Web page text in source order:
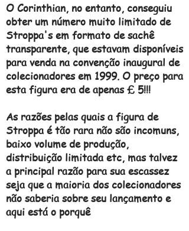
O Corinthian, no entanto, conseguiu
obter um número muito limitado de
Stroppa's em formato de sachê
transparente, que estavam disponíveis
para venda na convenção inaugural de
colecionadores em 1999. O preço para
esta figura era de apenas £ 5!!!
As razões pelas quais a figura de
Stroppa é tão rara não são incomuns,
baixo volume de produção,
distribuição limitada etc, mas talvez
a principal razão para sua escassez
seja que a maioria dos colecionadores
não saberia sobre seu lançamento e
aqui está o porquê